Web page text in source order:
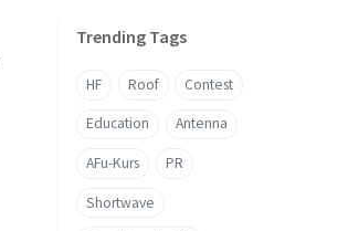
Trending Tags
HF Roof Contest
Education Antenna
AFu-Kurs PR
Shortwave